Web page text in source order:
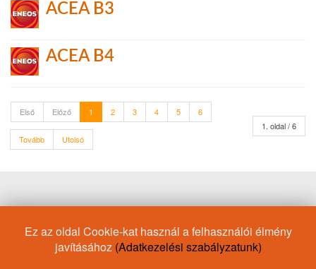
ACEA B3
ACEA B4
1. oldal / 6
Első Előző 1 2 3 4 5 6
Tovább Utolsó
Motorolaj/Alfa Romeo
API SM API GL-5 API SP
Volvo
Motorolaj/Land Rover
ACEA C2 Auto
Motorolaj/Opel
Ez az oldal Cookie-kat használ a felhasználói élmény
javításához (Adatkezelési szabályzatunk)